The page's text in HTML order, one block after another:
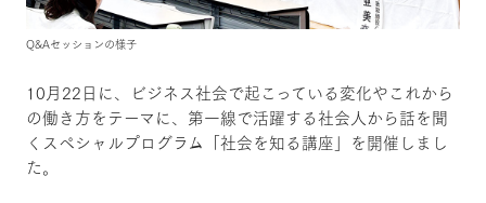
Q&Aセッションの様子
10月22日に、ビジネス社会で起こっている変化やこれから
の働き方をテーマに、第一線で活躍する社会人から話を聞
くスペシャルプログラム「社会を知る講座」を開催しまし
た。